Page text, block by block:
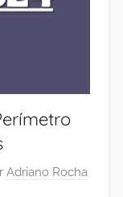
Adriano Rocha